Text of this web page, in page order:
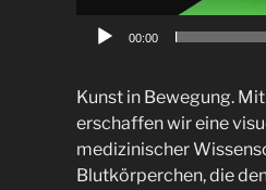
00:00
Kunst in Bewegung.
erschaffen wir eine
medizinischer
Blutkörperchen, die